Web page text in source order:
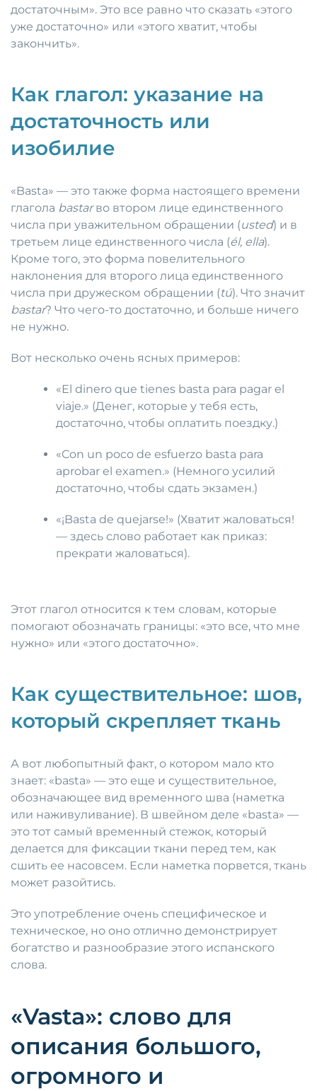
достаточным». Это все равно что сказать «этого
уже достаточно» или «этого хватит, чтобы
закончить».
Как глагол: указание на
достаточность или
изобилие
«Basta» — это также форма настоящего времени
глагола bastarво втором лице единственного
числа при уважительном обращении (usted) и в
третьем лице единственного числа (él, ella).
Кроме того, это форма повелительного
наклонения для второго лица единственного
числа при дружеском обращении (tú). Что значит
bastar? Что чего-то достаточно, и больше ничего
не нужно.
Вот несколько очень ясных примеров:
«El dinero que tienes basta para pagar el
viaje.» (Денег, которые у тебя есть,
достаточно, чтобы оплатить поездку.)
«Con un poco de esfuerzo basta para
aprobar el examen.» (Немного усилий
достаточно, чтобы сдать экзамен.)
«¡Basta de quejarse!» (Хватит жаловаться!
— здесь слово работает как приказ:
прекрати жаловаться).
Этот глагол относится к тем словам, которые
помогают обозначать границы: «это все, что мне
нужно» или «этого достаточно».
Как существительное: шов,
который скрепляет ткань
А вот любопытный факт, о котором мало кто
знает: «basta» — это еще и существительное,
обозначающее вид временного шва (наметка
или наживуливание). В швейном деле «basta» —
это тот самый временный стежок, который
делается для фиксации ткани перед тем, как
сшить ее насовсем. Если наметка порвется, ткань
может разойтись.
Это употребление очень специфическое и
техническое, но оно отлично демонстрирует
богатство и разнообразие этого испанского
слова.
«Vasta»: слово для
описания большого,
огромного и